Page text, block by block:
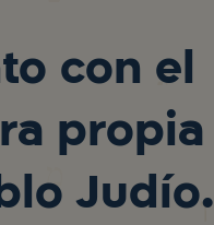
con el
propia
Judío.